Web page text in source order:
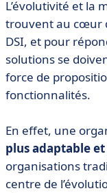
L’évolutivité et la
trouvent au cœur
DSI, et pour
solutions se
force de
fonctionnalités.
En effet, une
plus adaptable
organisations
centre de